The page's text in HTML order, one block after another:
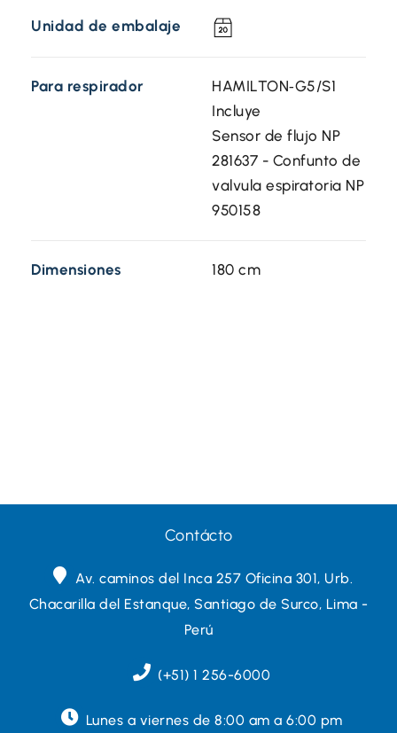
Unidad de embalaje
Para respirador
HAMILTON‑G5/S1
Incluye
Sensor de flujo NP
281637 - Confunto de
valvula espiratoria NP
950158
Dimensiones 180 cm
Contácto
Av. caminos del Inca 257 Oficina 301, Urb.
Chacarilla del Estanque, Santiago de Surco, Lima -
Perú
(+51) 1 256-6000
Lunes a viernes de 8:00 am a 6:00 pm